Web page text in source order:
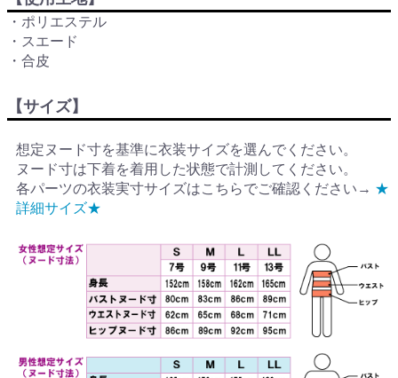
・ポリエステル
・スエード
・合皮
【サイズ】
想定ヌード寸を基準に衣装サイズを選んでください。
ヌード寸は下着を着用した状態で計測してください。
各パーツの衣装実寸サイズはこちらでご確認ください→ ★
詳細サイズ★